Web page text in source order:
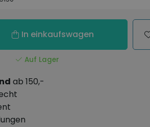
In einkaufswagen
Auf Lager
ab 150,-